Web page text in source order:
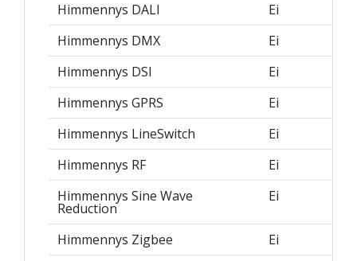
Himmennys DALI
Ei
Himmennys DMX
Ei
Himmennys DSI
Ei
Himmennys GPRS
Ei
Himmennys LineSwitch
Ei
Himmennys RF
Ei
Himmennys Sine Wave
Reduction
Ei
Himmennys Zigbee
Ei